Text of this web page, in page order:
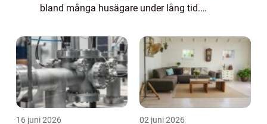
bland många husägare under lång tid.
fräsch atmosfär som kan skapa en ...
16 juni 2026 02 juni 2026